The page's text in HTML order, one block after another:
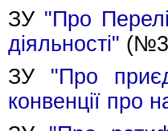
ЗУ "Про
діяльності"
ЗУ "Про
конвенції про